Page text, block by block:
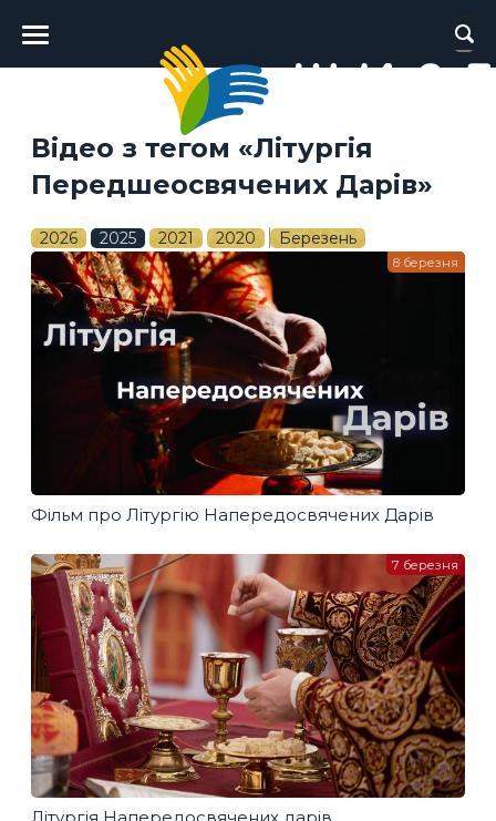
Головне
меню
Відео з тегом «Літургія
Передшеосвячених Дарів»
2026 2025 2021 2020 Березень
Фільм про Літургію Напередосвячених Дарів
8 березня
7 березня